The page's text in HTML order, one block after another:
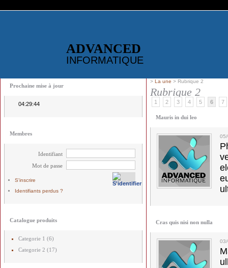
ADVANCED
INFORMATIQUE
Prochaine mise à jour
04:29:44
Membres
Identifiant
Mot de passe
S'inscrire
Identifiants perdus ?
Catalogue produits
Categorie 1 (6)
Categorie 2 (17)
> La une > Rubrique 2
Rubrique 2
1 2 3 4 5 6 7
Mauris in dui leo
Cras quis nisi non nulla